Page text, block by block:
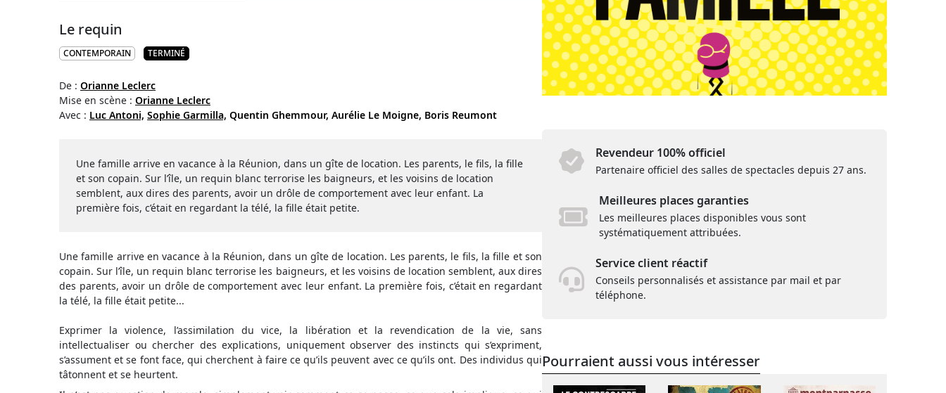
Le requin
CONTEMPORAIN TERMINÉ
De : Orianne Leclerc
Mise en scène : Orianne Leclerc
Avec : Luc Antoni, Sophie Garmilla, Quentin Ghemmour, Aurélie Le Moigne, Boris Reumont
Une famille arrive en vacance à la Réunion, dans un gîte de location. Les parents, le fils, la fille
et son copain. Sur l’île, un requin blanc terrorise les baigneurs, et les voisins de location
semblent, aux dires des parents, avoir un drôle de comportement avec leur enfant. La
première fois, c’était en regardant la télé, la fille était petite.
Une famille arrive en vacance à la Réunion, dans un gîte de location. Les parents, le fils, la fille et son
copain. Sur l’île, un requin blanc terrorise les baigneurs, et les voisins de location semblent, aux dires
des parents, avoir un drôle de comportement avec leur enfant. La première fois, c’était en regardant
la télé, la fille était petite...
Exprimer la violence, l’assimilation du vice, la libération et la revendication de la vie, sans
intellectualiser ou chercher des explications, uniquement observer des instincts qui s’expriment,
s’assument et se font face, qui cherchent à faire ce qu’ils peuvent avec ce qu’ils ont. Des individus qui
tâtonnent et se heurtent.
Revendeur 100% officiel
Partenaire officiel des salles de spectacles depuis 27 ans.
Meilleures places garanties
Les meilleures places disponibles vous sont
systématiquement attribuées.
Service client réactif
Conseils personnalisés et assistance par mail et par
téléphone.
Pourraient aussi vous intéresser